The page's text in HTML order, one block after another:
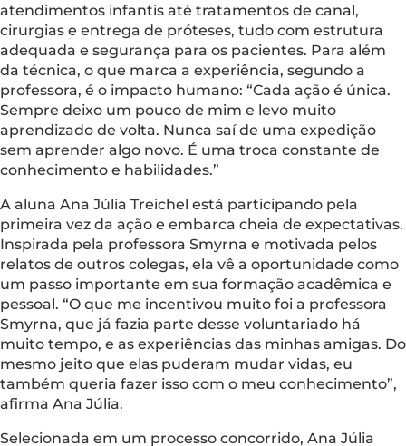
atendimentos infantis até tratamentos de canal,
cirurgias e entrega de próteses, tudo com estrutura
adequada e segurança para os pacientes. Para além
da técnica, o que marca a experiência, segundo a
professora, é o impacto humano: “Cada ação é única.
Sempre deixo um pouco de mim e levo muito
aprendizado de volta. Nunca saí de uma expedição
sem aprender algo novo. É uma troca constante de
conhecimento e habilidades.”
A aluna Ana Júlia Treichel está participando pela
primeira vez da ação e embarca cheia de expectativas.
Inspirada pela professora Smyrna e motivada pelos
relatos de outros colegas, ela vê a oportunidade como
um passo importante em sua formação acadêmica e
pessoal. “O que me incentivou muito foi a professora
Smyrna, que já fazia parte desse voluntariado há
muito tempo, e as experiências das minhas amigas. Do
mesmo jeito que elas puderam mudar vidas, eu
também queria fazer isso com o meu conhecimento”,
afirma Ana Júlia.
Selecionada em um processo concorrido, Ana Júlia